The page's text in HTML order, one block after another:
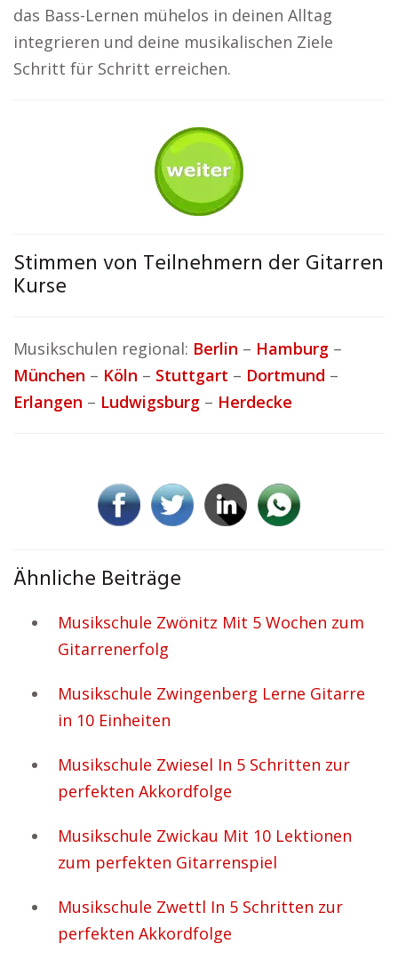
das Bass-Lernen mühelos in deinen Alltag
integrieren und deine musikalischen Ziele
Schritt für Schritt erreichen.
Stimmen von Teilnehmern der Gitarren
Kurse
Musikschulen regional: Berlin – Hamburg –
München – Köln – Stuttgart – Dortmund –
Erlangen – Ludwigsburg – Herdecke
Ähnliche Beiträge
Musikschule Zwönitz Mit 5 Wochen zum
Gitarrenerfolg
Musikschule Zwingenberg Lerne Gitarre
in 10 Einheiten
Musikschule Zwiesel In 5 Schritten zur
perfekten Akkordfolge
Musikschule Zwickau Mit 10 Lektionen
zum perfekten Gitarrenspiel
Musikschule Zwettl In 5 Schritten zur
perfekten Akkordfolge